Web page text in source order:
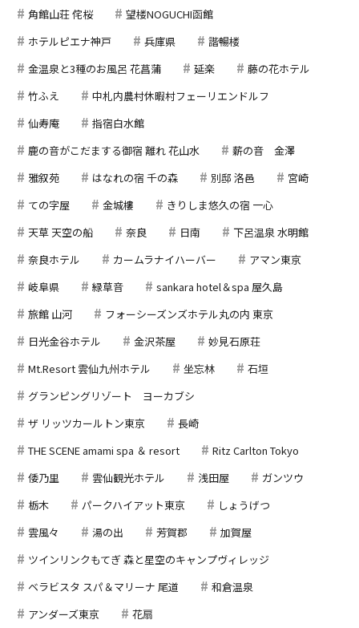
角館山荘 侘桜
望楼NOGUCHI函館
ホテルピエナ神戸
兵庫県
諧暢楼
金温泉と3種のお風呂 花菖蒲
延楽
藤の花ホテル
竹ふえ
中札内農村休暇村フェーリエンドルフ
仙寿庵
指宿白水館
鹿の音がこだまする御宿 離れ 花山水
薪の音 金澤
雅叙苑
はなれの宿 千の森 別邸 洛邑
宮崎
ての字屋
金城樓
きりしま悠久の宿 一心
天草 天空の船
奈良 日南
下呂温泉 水明館
奈良ホテル
カームラナイハーバー
アマン東京
岐阜県
緑草音
sankara hotel＆spa 屋久島
旅館 山河
フォーシーズンズホテル丸の内 東京
日光金谷ホテル
金沢茶屋
妙見石原荘
Mt.Resort 雲仙九州ホテル
坐忘林
石垣
グランピングリゾート ヨーカブシ
ザ リッツカールトン東京
長崎
THE SCENE amami spa ＆ resort
Ritz Carlton Tokyo
倭乃里
雲仙観光ホテル 浅田屋
ガンツウ
栃木
パークハイアット東京
しょうげつ
雲風々
湯の出 芳賀郡
加賀屋
ツインリンクもてぎ 森と星空のキャンプヴィレッジ
ベラビスタ スパ＆マリーナ 尾道
和倉温泉
アンダーズ東京
花扇